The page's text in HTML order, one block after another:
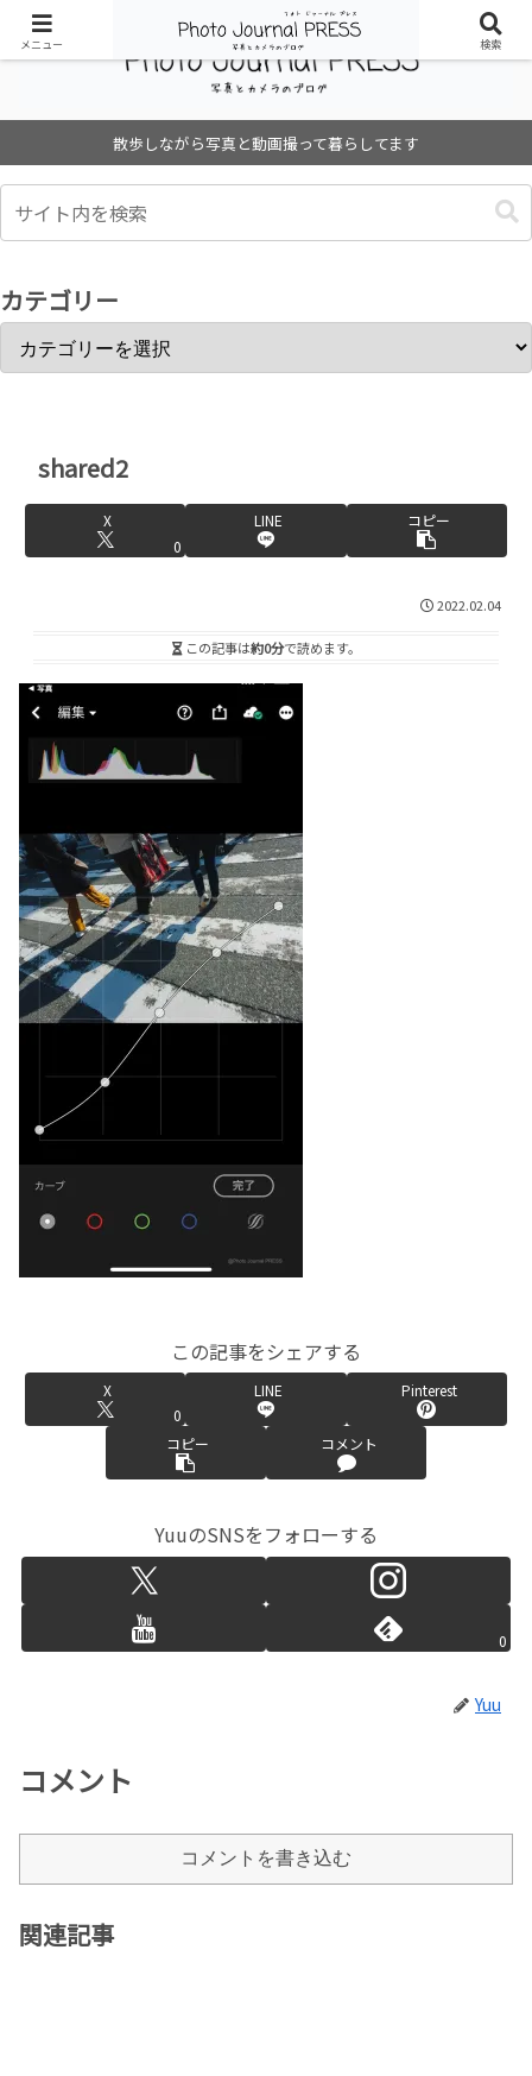
散歩しながら写真と動画撮って暮らしてます
カテゴリー
shared2
X
0
LINE コピー
2022.02.04
この記事は約0分で読めます。
この記事をシェアする
X
0
LINE Pinterest
コピー コメント
YuuのSNSをフォローする
0
Yuu
コメント
コメントを書き込む
関連記事
メニュー 検索